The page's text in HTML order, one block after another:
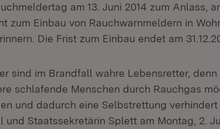
am 13. Juni 2014 zum Anlass,
zum Einbau von Rauchwarnmeldern in
Die Frist zum Einbau endet am
sind im Brandfall wahre Lebensretter,
schlafende Menschen durch Rauchgas
und dadurch eine Selbstrettung verhindert
und Staatssekretärin Splett am Montag, 2.